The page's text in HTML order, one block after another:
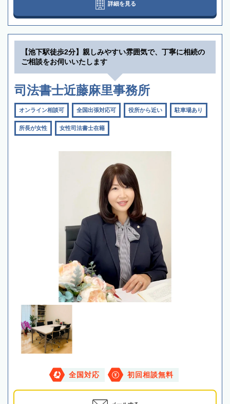
詳細を見る
【池下駅徒歩2分】親しみやすい雰囲気で、丁寧に相続の
ご相談をお伺いいたします
司法書士近藤麻里事務所
オンライン相談可 全国出張対応可 役所から近い 駐車場あり
所長が女性 女性司法書士在籍
全国対応 初回相談無料